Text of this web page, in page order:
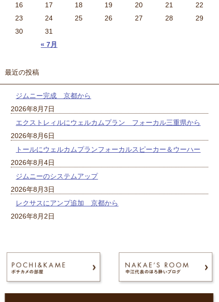
« 7月
16
17 18 19 20 21
22
23
24 25 26 27 28
29
30
31
最近の投稿
ジムニー完成 京都から
2026年8月7日
エクストレィルにウェルカムプラン フォーカル三重県から
2026年8月6日
トールにウェルカムプランフォーカルスピーカー＆ウーハー
2026年8月4日
ジムニーのシステムアップ
2026年8月3日
レクサスにアンプ追加 京都から
2026年8月2日